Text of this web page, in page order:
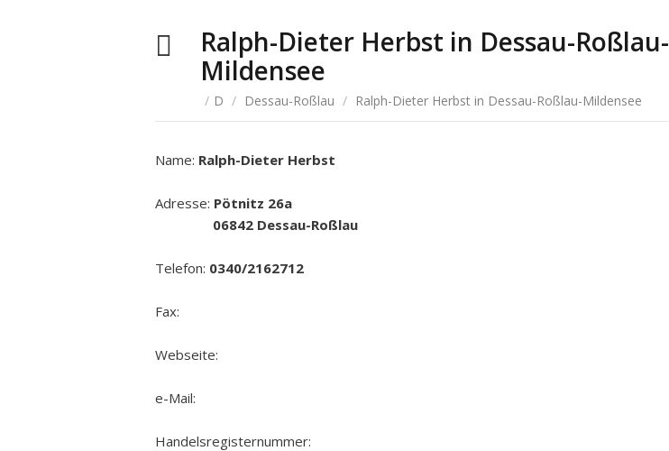
Ralph-Dieter Herbst in Dessau-Roßlau-
Mildensee
/ D / Dessau-Roßlau / Ralph-Dieter Herbst in Dessau-Roßlau-Mildensee
Name: Ralph-Dieter Herbst
Adresse: Pötnitz 26a
06842 Dessau-Roßlau
Telefon: 0340/2162712
Fax:
Webseite:
e-Mail:
Handelsregisternummer: